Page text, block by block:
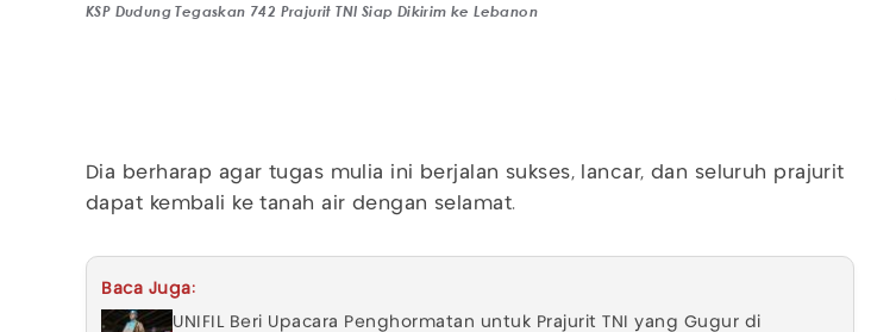
KSP Dudung Tegaskan 742 Prajurit TNI Siap Dikirim ke Lebanon
Dia berharap agar tugas mulia ini berjalan sukses, lancar, dan seluruh prajurit
dapat kembali ke tanah air dengan selamat.
Baca Juga:
UNIFIL Beri Upacara Penghormatan untuk Prajurit TNI yang Gugur di